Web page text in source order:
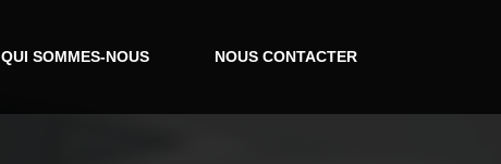
QUI SOMMES-NOUS NOUS CONTACTER